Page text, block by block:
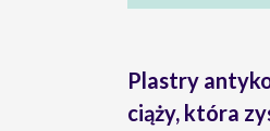
Plastry
ciąży, która